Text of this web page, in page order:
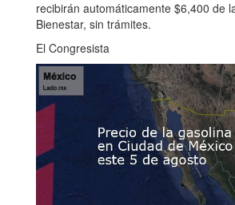
recibirán automáticamente $6,400 de
Bienestar, sin trámites.
El Congresista